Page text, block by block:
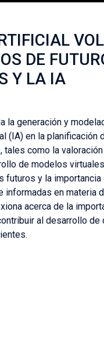
DE
Y LA IA
la generación y
(IA) en la planificación
como la
de modelos
futuros y la
informadas en materia
acerca de la
al desarrollo de